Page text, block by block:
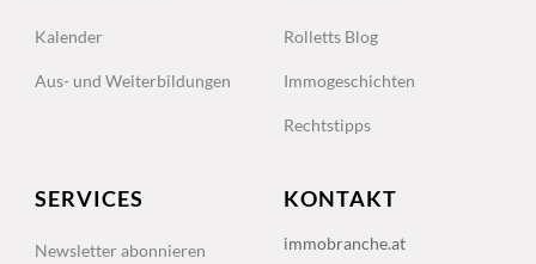
Kalender
Aus- und Weiterbildungen
Rolletts Blog
Immogeschichten
Rechtstipps
SERVICES
Newsletter abonnieren
KONTAKT
immobranche.at